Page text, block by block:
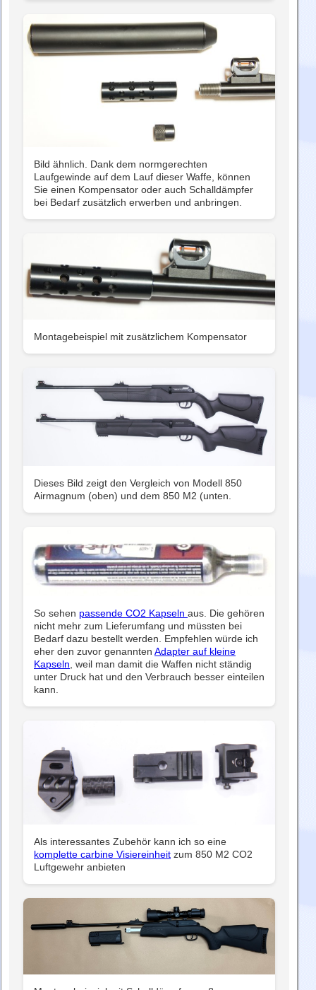
Bild ähnlich. Dank dem normgerechten
Laufgewinde auf dem Lauf dieser Waffe, können
Sie einen Kompensator oder auch Schalldämpfer
bei Bedarf zusätzlich erwerben und anbringen.
Montagebeispiel mit zusätzlichem Kompensator
Dieses Bild zeigt den Vergleich von Modell 850
Airmagnum (oben) und dem 850 M2 (unten.
So sehen passende CO2 Kapseln aus. Die gehören
nicht mehr zum Lieferumfang und müssten bei
Bedarf dazu bestellt werden. Empfehlen würde ich
eher den zuvor genannten Adapter auf kleine
Kapseln, weil man damit die Waffen nicht ständig
unter Druck hat und den Verbrauch besser einteilen
kann.
Als interessantes Zubehör kann ich so eine
komplette carbine Visiereinheit zum 850 M2 CO2
Luftgewehr anbieten